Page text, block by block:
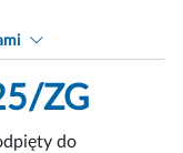
ZG
do